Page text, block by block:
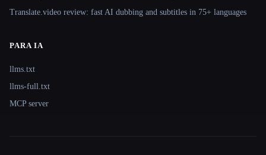
Translate.video review: fast AI dubbing and subtitles in 75+ languages
PARA IA
llms.txt
llms-full.txt
MCP server